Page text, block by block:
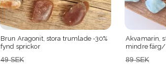
Akvamarin, stor trumlad -50% fynd
mindre färg/mer brunt i kan finnas
89 SEK
Laguna
fynd
59 SEK